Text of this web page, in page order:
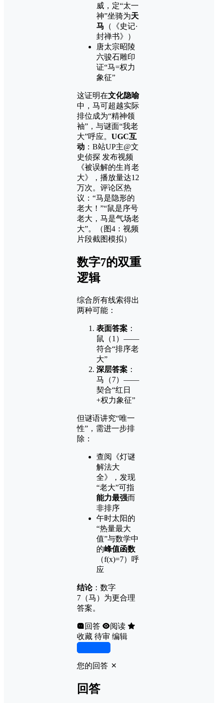
威，定“太一
神”坐骑为天
马 （《史记·
封禅书》）
唐太宗昭陵
六骏石雕印
证“马=权力
象征”
这证明在文化隐喻
中，马可超越实际
排位成为“精神领
袖”，与谜面“我老
大”呼应。 UGC互
动 ：B站UP主@文
史侦探 发布视频
《被误解的生肖老
大》，播放量达12
万次。评论区热
议：“马是隐形的
老大！”“鼠是序号
老大，马是气场老
大”。（图4：视频
片段截图模拟）
数字7的双重
逻辑
综合所有线索得出
两种可能：
表面答案 ：
鼠（1）——
符合“排序老
大”
深层答案 ：
马（7）——
契合“红日
+权力象征”
但谜语讲究“唯一
性”，需进一步排
除：
查阅《灯谜
解法大
全》，发现
“老大”可指
能力最强而
非排序
午时太阳的
“热量最大
值”与数学中
的峰值函数
（f(x)=7）呼
应
结论：数字
7（马）为更合理
答案。
回答
阅读
收藏 待审 编辑
您的回答
回答